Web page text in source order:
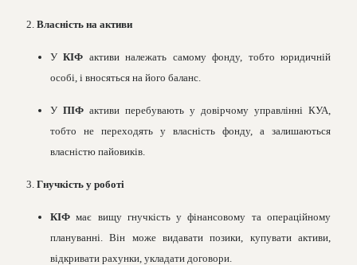
2. Власність на активи
УКІФ активи належать самому фонду, тобто юридичній
особі, і вносяться на його баланс.
У ПІФ активи перебувають у довірчому управлінні КУА,
тобто не переходять у власність фонду, а залишаються
власністю пайовиків.
3. Гнучкість у роботі
КІФ має вищу гнучкість у фінансовому та операційному
плануванні. Він може видавати позики, купувати активи,
відкривати рахунки, укладати договори.